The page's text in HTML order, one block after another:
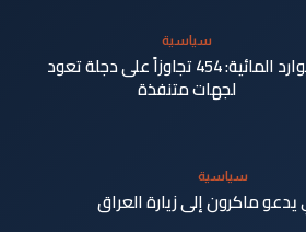
سياسية
الموارد المائية: 454 تجاوزاً على دجلة تعود
لجهات متنفذة
سياسية
يدعو ماكرون إلى زيارة العراق